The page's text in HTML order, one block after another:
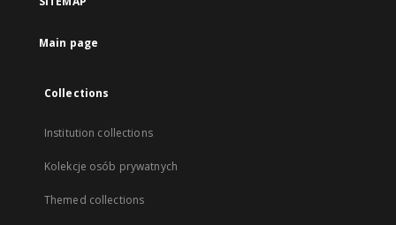
Main page
Collections
Institution collections
Kolekcje osób prywatnych
Themed collections